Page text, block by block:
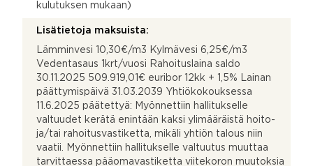
kulutuksen mukaan)
Lisätietoja maksuista:
Lämminvesi 10,30€/m3 Kylmävesi 6,25€/m3
Vedentasaus 1krt/vuosi Rahoituslaina saldo
30.11.2025 509.919,01€ euribor 12kk + 1,5% Lainan
päättymispäivä 31.03.2039 Yhtiökokouksessa
11.6.2025 päätettyä: Myönnettiin hallitukselle
valtuudet kerätä enintään kaksi ylimääräistä hoito-
ja/tai rahoitusvastiketta, mikäli yhtiön talous niin
vaatii. Myönnettiin hallitukselle valtuutus muuttaa
tarvittaessa pääomavastiketta viitekoron muutoksia